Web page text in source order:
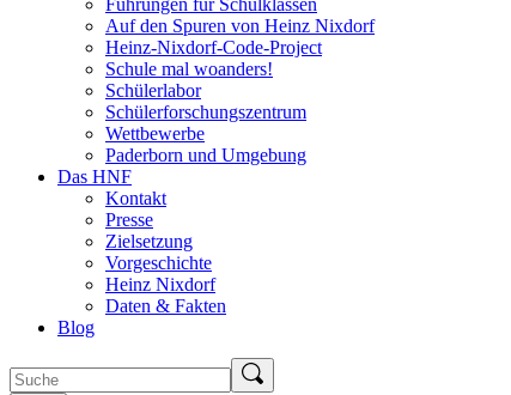
Führungen für Schulklassen
Auf den Spuren von Heinz Nixdorf
Heinz-Nixdorf-Code-Project
Schule mal woanders!
Schülerlabor
Schülerforschungszentrum
Wettbewerbe
Paderborn und Umgebung
Das HNF
Kontakt
Presse
Zielsetzung
Vorgeschichte
Heinz Nixdorf
Daten & Fakten
Blog